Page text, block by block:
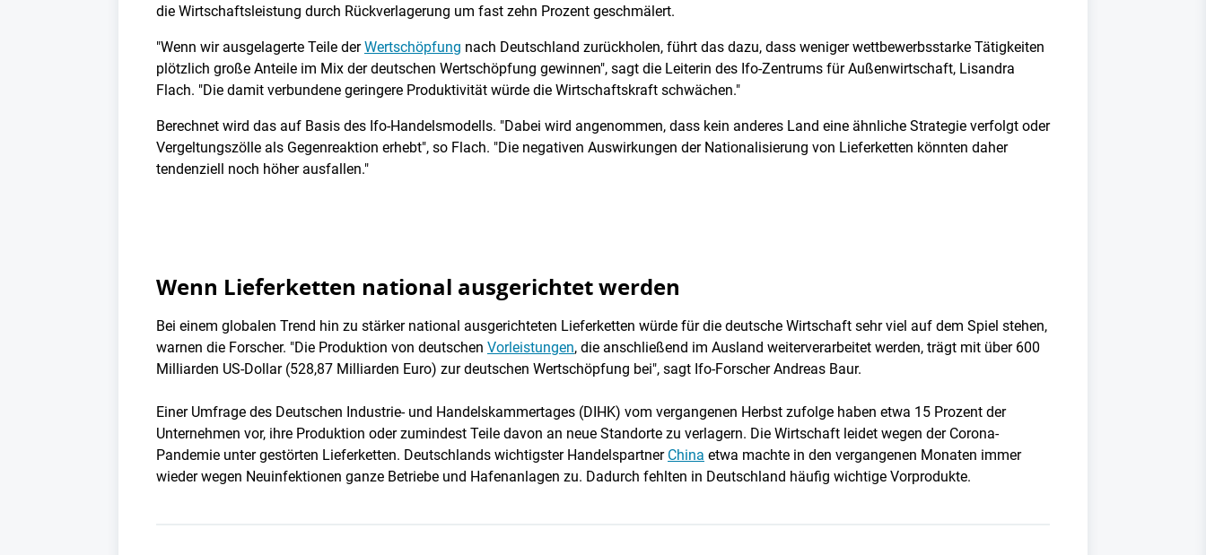
die Wirtschaftsleistung durch Rückverlagerung um fast zehn Prozent geschmälert.
"Wenn wir ausgelagerte Teile derWertschöpfung nach Deutschland zurückholen, führt das dazu, dass weniger wettbewerbsstarke Tätigkeiten
plötzlich große Anteile im Mix der deutschen Wertschöpfung gewinnen", sagt die Leiterin des Ifo-Zentrums für Außenwirtschaft, Lisandra
Flach. "Die damit verbundene geringere Produktivität würde die Wirtschaftskraft schwächen."
Berechnet wird das auf Basis des Ifo-Handelsmodells. "Dabei wird angenommen, dass kein anderes Land eine ähnliche Strategie verfolgt oder
Vergeltungszölle als Gegenreaktion erhebt", so Flach. "Die negativen Auswirkungen der Nationalisierung von Lieferketten könnten daher
tendenziell noch höher ausfallen."
Wenn Lieferketten national ausgerichtet werden
Bei einem globalen Trend hin zu stärker national ausgerichteten Lieferketten würde für die deutsche Wirtschaft sehr viel auf dem Spiel stehen,
warnen die Forscher. "Die Produktion von deutschen Vorleistungen, die anschließend im Ausland weiterverarbeitet werden, trägt mit über 600
Milliarden US-Dollar (528,87 Milliarden Euro) zur deutschen Wertschöpfung bei", sagt Ifo-Forscher Andreas Baur.
Einer Umfrage des Deutschen Industrie- und Handelskammertages (DIHK) vom vergangenen Herbst zufolge haben etwa 15 Prozent der
Unternehmen vor, ihre Produktion oder zumindest Teile davon an neue Standorte zu verlagern. Die Wirtschaft leidet wegen der Corona-
Pandemie unter gestörten Lieferketten. Deutschlands wichtigster Handelspartner China etwa machte in den vergangenen Monaten immer
wieder wegen Neuinfektionen ganze Betriebe und Hafenanlagen zu. Dadurch fehlten in Deutschland häufig wichtige Vorprodukte.